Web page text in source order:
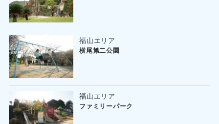
福山エリア
横尾第二公園
福山エリア
ファミリーパーク